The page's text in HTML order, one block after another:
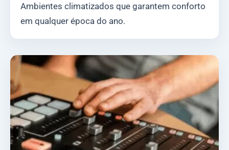
Ambientes climatizados que garantem conforto
em qualquer época do ano.